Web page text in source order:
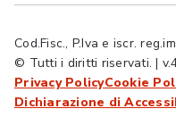
Cod.Fisc., P.Iva e iscr.
© Tutti i diritti riservati. |
Privacy PolicyCookie
Dichiarazione di